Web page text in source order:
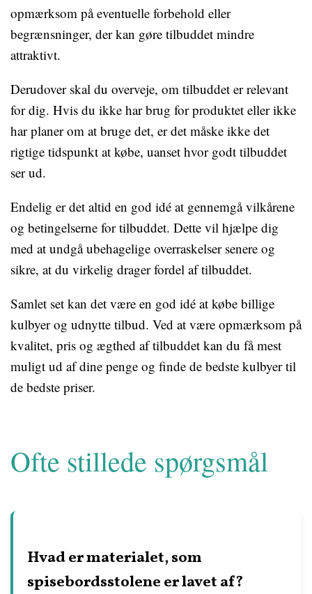
opmærksom på eventuelle forbehold eller
begrænsninger, der kan gøre tilbuddet mindre
attraktivt.
Derudover skal du overveje, om tilbuddet er relevant
for dig. Hvis du ikke har brug for produktet eller ikke
har planer om at bruge det, er det måske ikke det
rigtige tidspunkt at købe, uanset hvor godt tilbuddet
ser ud.
Endelig er det altid en god idé at gennemgå vilkårene
og betingelserne for tilbuddet. Dette vil hjælpe dig
med at undgå ubehagelige overraskelser senere og
sikre, at du virkelig drager fordel af tilbuddet.
Samlet set kan det være en god idé at købe billige
kulbyer og udnytte tilbud. Ved at være opmærksom på
kvalitet, pris og ægthed af tilbuddet kan du få mest
muligt ud af dine penge og finde de bedste kulbyer til
de bedste priser.
Ofte stillede spørgsmål
Hvad er materialet, som
spisebordsstolene er lavet af?